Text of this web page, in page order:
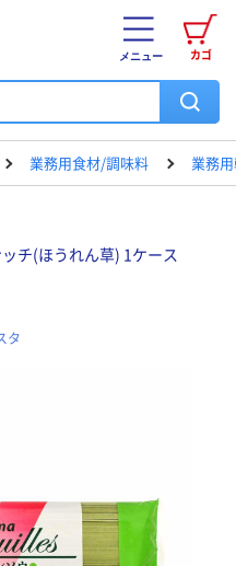
カゴ
メニュー
業務用食材/調味料 業務
チ(ほうれん草) 1ケース
タ